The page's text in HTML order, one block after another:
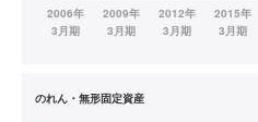
のれん・無形固定資産